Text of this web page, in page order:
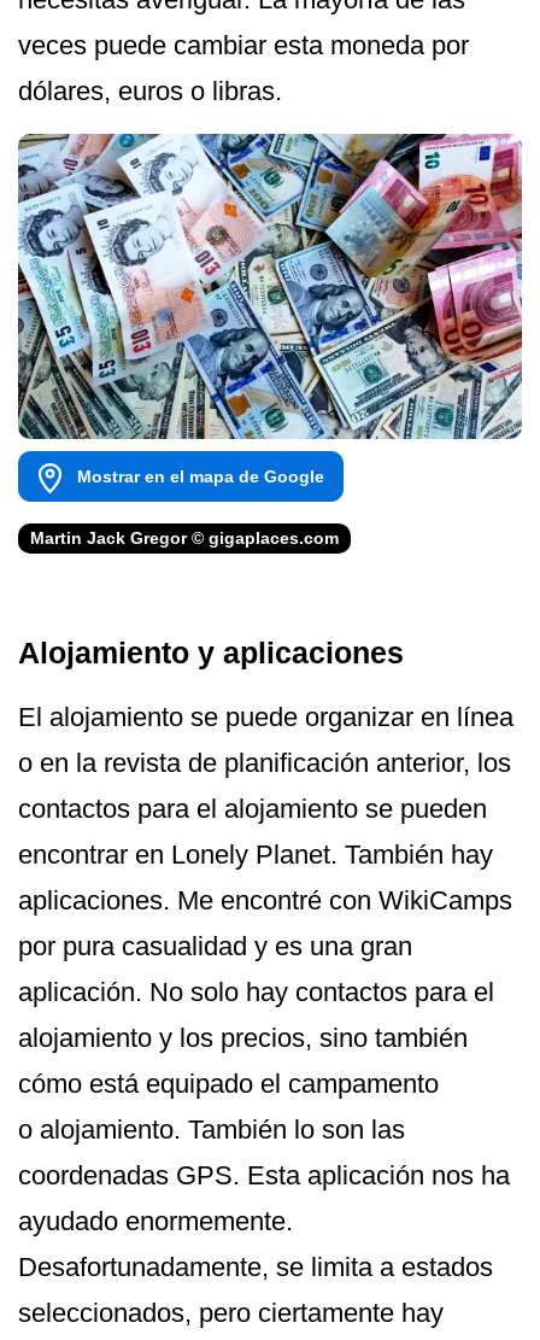
veces puede cambiar esta moneda por
dólares, euros o libras.
Mostrar en el mapa de Google
Martin Jack Gregor © gigaplaces.com
Alojamiento y aplicaciones
El alojamiento se puede organizar en línea
o en la revista de planificación anterior, los
contactos para el alojamiento se pueden
encontrar en Lonely Planet. También hay
aplicaciones. Me encontré con WikiCamps
por pura casualidad y es una gran
aplicación. No solo hay contactos para el
alojamiento y los precios, sino también
cómo está equipado el campamento
o alojamiento. También lo son las
coordenadas GPS. Esta aplicación nos ha
ayudado enormemente.
Desafortunadamente, se limita a estados
seleccionados, pero ciertamente hay